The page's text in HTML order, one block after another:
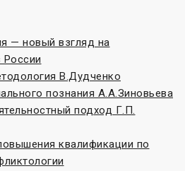
— новый взгляд на
В.Дудченко
познания А.А.Зиновьева
подход Г.П.
квалификации по